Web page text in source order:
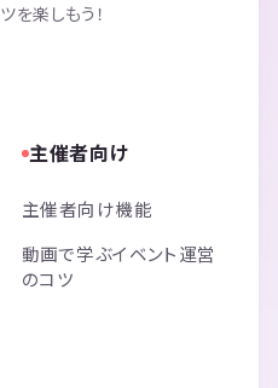
楽しもう！
主催者向け
主催者向け機能
動画で学ぶイベント運営
のコツ